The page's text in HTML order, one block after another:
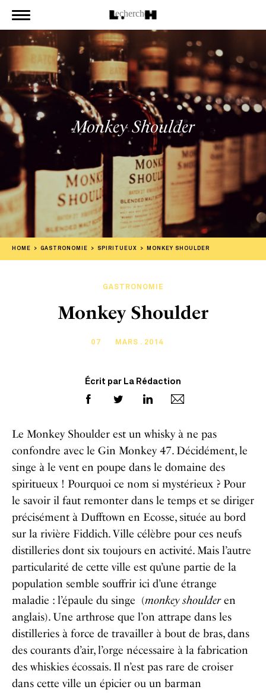
Monkey Shoulder
HOME GASTRONOMIE SPIRITUEUX MONKEY SHOULDER
GASTRONOMIE
Monkey Shoulder
07 MARS . 2014
Écrit par La Rédaction
Le Monkey Shoulder est un whisky à ne pas
confondre avec le Gin Monkey 47. Décidément, le
singe à le vent en poupe dans le domaine des
spiritueux ! Pourquoi ce nom si mystérieux ? Pour
le savoir il faut remonter dans le temps et se diriger
précisément à Dufftown en Ecosse, située au bord
sur la rivière Fiddich. Ville célèbre pour ces neufs
distilleries dont six toujours en activité. Mais l’autre
particularité de cette ville est qu’une partie de la
population semble souffrir ici d’une étrange
maladie : l’épaule du singe (monkey shoulderen
anglais). Une arthrose que l’on attrape dans les
distilleries à force de travailler à bout de bras, dans
des courants d’air, l’orge nécessaire à la fabrication
des whiskies écossais. Il n’est pas rare de croiser
dans cette ville un épicier ou un barman